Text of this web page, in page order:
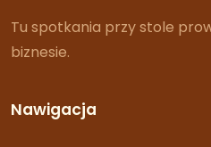
Tu spotkania przy stole
biznesie.
Nawigacja